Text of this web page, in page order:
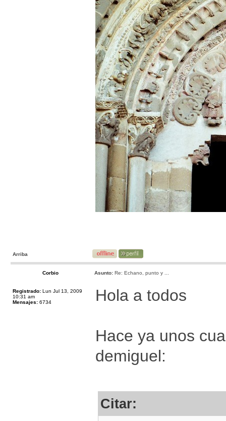
Arriba
Corbio Asunto: Re: Echano, punto y ...
Registrado: Lun Jul 13, 2009
10:31 am
Mensajes: 6734 Hola a todos
Hace ya unos
demiguel:
Citar: